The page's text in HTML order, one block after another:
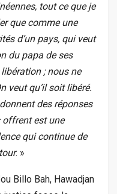
tout ce que je
que comme une
d’un pays, qui veut
du papa de ses
; nous ne
veut qu’il soit libéré.
des réponses
offrent est une
qui continue de
. »
Billo Bah, Hawadjan